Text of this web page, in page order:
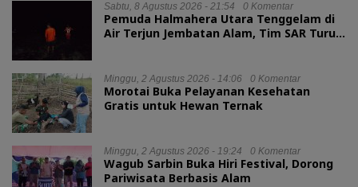
Sabtu, 8 Agustus 2026 - 21:54 0 Komentar
Pemuda Halmahera Utara Tenggelam di
Air Terjun Jembatan Alam, Tim SAR Turun
Minggu, 2 Agustus 2026 - 14:06 0 Komentar
Morotai Buka Pelayanan Kesehatan
Gratis untuk Hewan Ternak
Minggu, 2 Agustus 2026 - 19:24 0 Komentar
Wagub Sarbin Buka Hiri Festival, Dorong
Pariwisata Berbasis Alam